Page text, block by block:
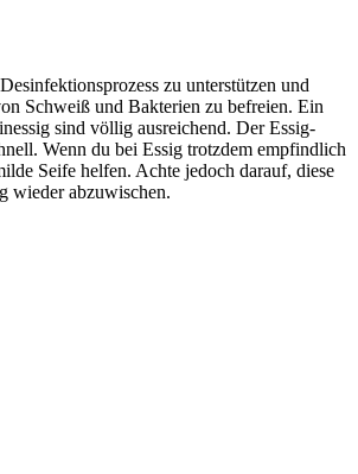
zu unterstützen und
Schweiß und Bakterien zu befreien. Ein
sind völlig ausreichend. Der Essig-
Wenn du bei Essig trotzdem empfindlich
Seife helfen. Achte jedoch darauf, diese
wieder abzuwischen.